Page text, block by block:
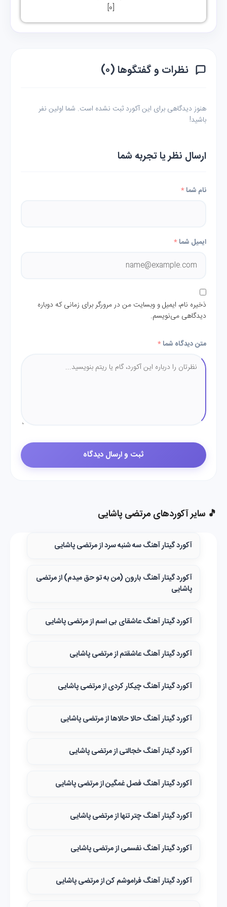
[
0
]
نظرات و گفتگوها (۰)
هنوز دیدگاهی برای این آکورد ثبت نشده است. شما اولین نفر
باشید!
ارسال نظر یا تجربه شما
نام شما*
ایمیل شما*
ذخیره نام، ایمیل و وبسایت من در مرورگر برای زمانی که دوباره
دیدگاهی می‌نویسم.
متن دیدگاه شما*
🎵 سایر آکوردهای مرتضی پاشایی
آکورد گیتار آهنگ سه ‌شنبه‌ سرد از مرتضی پاشایی
آکورد گیتار آهنگ بارون (من به تو حق میدم) از مرتضی
پاشایی
آکورد گیتار آهنگ عاشقای بی اسم از مرتضی پاشایی
آکورد گیتار آهنگ عاشقتم از مرتضی پاشایی
آکورد گیتار آهنگ چیکار کردی از مرتضی پاشایی
آکورد گیتار آهنگ حالا حالاها از مرتضی پاشایی
آکورد گیتار آهنگ خجالتی از مرتضی پاشایی
آکورد گیتار آهنگ فصل غمگین از مرتضی پاشایی
آکورد گیتار آهنگ چتر تنها از مرتضی پاشایی
آکورد گیتار آهنگ نفسمی از مرتضی پاشایی
آکورد گیتار آهنگ فراموشم کن از مرتضی پاشایی